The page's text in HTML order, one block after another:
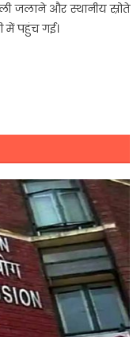
जलाने और स्थानीय स्रोते
में पहुंच गई।